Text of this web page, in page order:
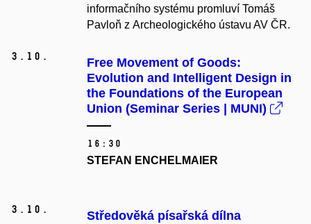
informačního systému promluví Tomáš
Pavloň z Archeologického ústavu AV ČR.
3. 10.
Free Movement of Goods:
Evolution and Intelligent Design in
the Foundations of the European
Union (Seminar Series | MUNI)
16:30
STEFAN ENCHELMAIER
3. 10. Středověká písařská dílna